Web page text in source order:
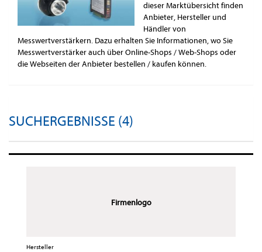
dieser Marktübersicht finden
Anbieter, Hersteller und
Händler von
Messwertverstärkern. Dazu erhalten Sie Informationen, wo Sie
Messwertverstärker auch über Online-Shops / Web-Shops oder
die Webseiten der Anbieter bestellen / kaufen können.
SUCHERGEBNISSE (4)
Firmenlogo
Hersteller